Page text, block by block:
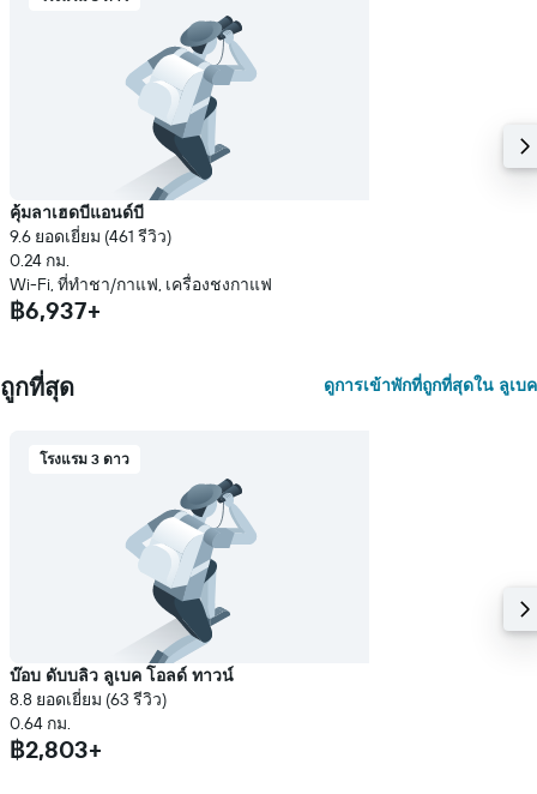
คุ้มลาเฮดบีแอนด์บี
9.6 ยอดเยี่ยม (461 รีวิว)
0.24 กม.
Wi-Fi, ที่ทำชา/กาแฟ, เครื่องชงกาแฟ
฿6,937+
ถูกที่สุด ดูการเข้าพักที่ถูกที่สุดใน ลูเบค
โรงแรม 3 ดาว
บ๊อบ ดับบลิว ลูเบค โอลด์ ทาวน์
8.8 ยอดเยี่ยม (63 รีวิว)
0.64 กม.
฿2,803+